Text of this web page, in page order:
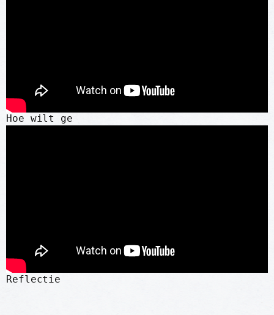
Hoe wilt ge
Reflectie